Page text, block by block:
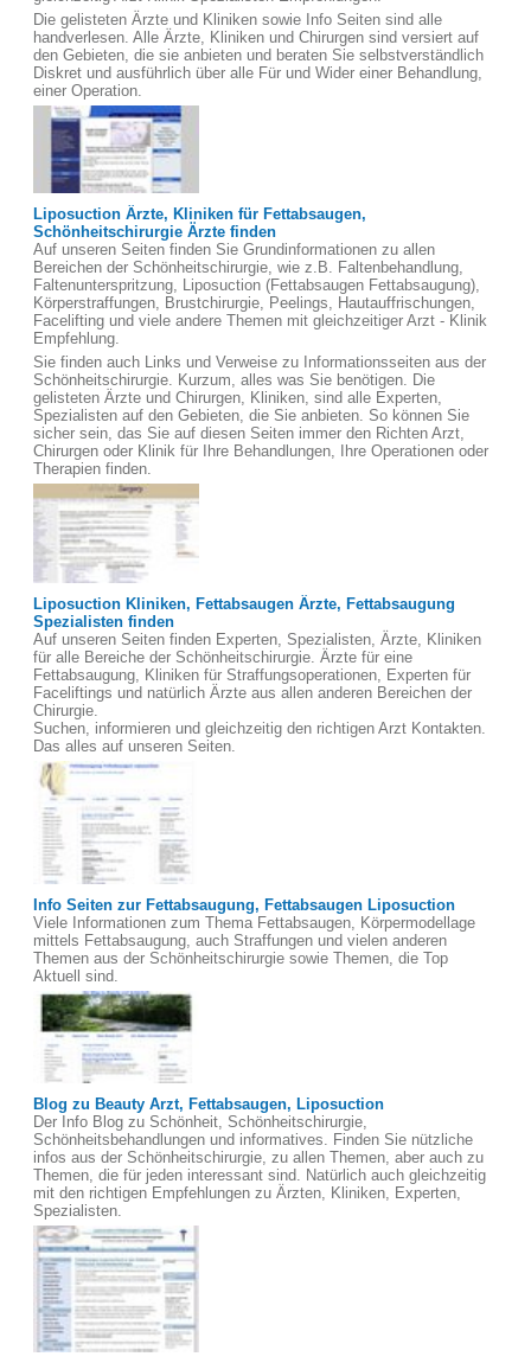
Die gelisteten Ärzte und Kliniken sowie Info Seiten sind alle
handverlesen. Alle Ärzte, Kliniken und Chirurgen sind versiert auf
den Gebieten, die sie anbieten und beraten Sie selbstverständlich
Diskret und ausführlich über alle Für und Wider einer Behandlung,
einer Operation.
Liposuction Ärzte, Kliniken für Fettabsaugen,
Schönheitschirurgie Ärzte finden
Auf unseren Seiten finden Sie Grundinformationen zu allen
Bereichen der Schönheitschirurgie, wie z.B. Faltenbehandlung,
Faltenunterspritzung, Liposuction (Fettabsaugen Fettabsaugung),
Körperstraffungen, Brustchirurgie, Peelings, Hautauffrischungen,
Facelifting und viele andere Themen mit gleichzeitiger Arzt - Klinik
Empfehlung.
Sie finden auch Links und Verweise zu Informationsseiten aus der
Schönheitschirurgie. Kurzum, alles was Sie benötigen. Die
gelisteten Ärzte und Chirurgen, Kliniken, sind alle Experten,
Spezialisten auf den Gebieten, die Sie anbieten. So können Sie
sicher sein, das Sie auf diesen Seiten immer den Richten Arzt,
Chirurgen oder Klinik für Ihre Behandlungen, Ihre Operationen oder
Therapien finden.
Liposuction Kliniken, Fettabsaugen Ärzte, Fettabsaugung
Spezialisten finden
Auf unseren Seiten finden Experten, Spezialisten, Ärzte, Kliniken
für alle Bereiche der Schönheitschirurgie. Ärzte für eine
Fettabsaugung, Kliniken für Straffungsoperationen, Experten für
Faceliftings und natürlich Ärzte aus allen anderen Bereichen der
Chirurgie.
Suchen, informieren und gleichzeitig den richtigen Arzt Kontakten.
Das alles auf unseren Seiten.
Info Seiten zur Fettabsaugung, Fettabsaugen Liposuction
Viele Informationen zum Thema Fettabsaugen, Körpermodellage
mittels Fettabsaugung, auch Straffungen und vielen anderen
Themen aus der Schönheitschirurgie sowie Themen, die Top
Aktuell sind.
Blog zu Beauty Arzt, Fettabsaugen, Liposuction
Der Info Blog zu Schönheit, Schönheitschirurgie,
Schönheitsbehandlungen und informatives. Finden Sie nützliche
infos aus der Schönheitschirurgie, zu allen Themen, aber auch zu
Themen, die für jeden interessant sind. Natürlich auch gleichzeitig
mit den richtigen Empfehlungen zu Ärzten, Kliniken, Experten,
Spezialisten.